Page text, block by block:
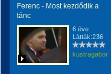
Ferenc - Most kezdődik a
tánc
6 éve
Látták:236
kustragabor